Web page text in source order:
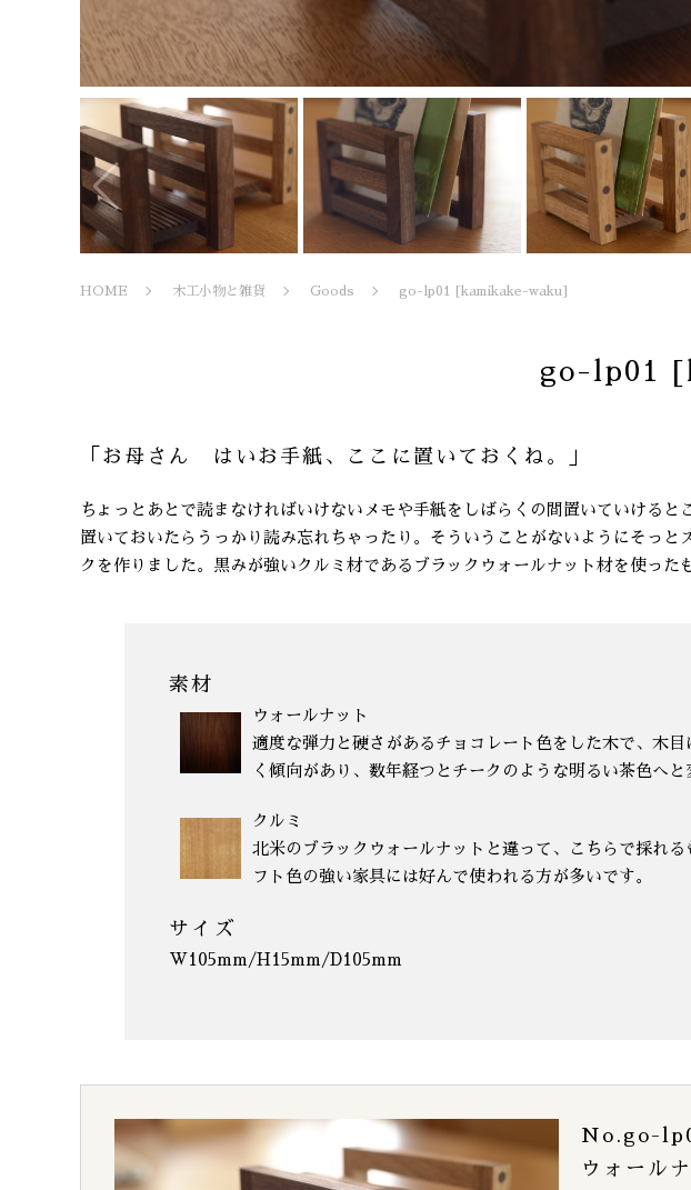
HOME 木工小物と雑貨 Goods go-lp01 [kamikake-waku]
go-lp01
「お母さん はいお手紙、ここに置いておくね。」
ちょっとあとで読まなければいけないメモや手紙をしばらくの間置いていける
置いておいたらうっかり読み忘れちゃったり。そういうことがないようにそっ
クを作りました。黒みが強いクルミ材であるブラックウォールナット材を使った
素材
ウォールナット
適度な弾力と硬さがあるチョコレート色をした木で、木
く傾向があり、数年経つとチークのような明るい茶色へと
クルミ
北米のブラックウォールナットと違って、こちらで採れ
フト色の強い家具には好んで使われる方が多いです。
サイズ
W105mm/H15mm/D105mm
No.go-
ウォール